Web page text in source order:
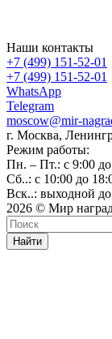
Наши контакты
+7 (499) 151-52-01
+7 (499) 151-52-01
WhatsApp
Telegram
moscow@mir-
г. Москва,
Режим работы:
Пн. – Пт.: с 9:00
Сб..: с 10:00 до
Вск..: выходной до
2026 © Мир
Найти